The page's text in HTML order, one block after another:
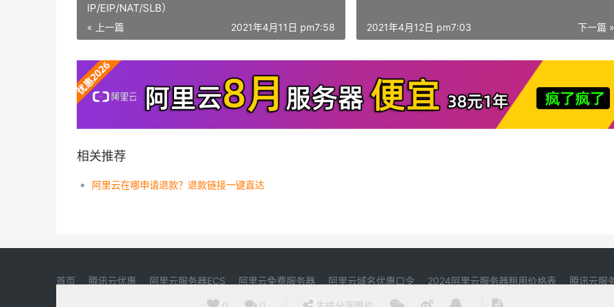
IP/EIP/NAT/SLB）
« 上一篇 2021年4月11日 pm7:58 下一篇 »
2021年4月12日 pm7:03
相关推荐
阿里云在哪申请退款？退款链接一键直达
首页 腾讯云优惠 阿里云服务器ECS 阿里云免费服务器 阿里云域名优惠口令 2024阿里云服务器租用价格表 腾讯云服
sitemap 吉ICP备16006803号-2 吉公网安备22017302000395号